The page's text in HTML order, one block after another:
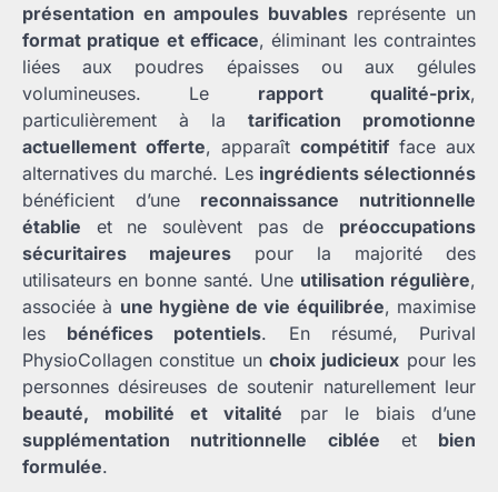
présentation en ampoules buvablesreprésente un
format pratique et efficace, éliminant les contraintes
liées aux poudres épaisses ou aux gélules
volumineuses. Le rapport qualité-prix,
particulièrement à la tarification promotionne
actuellement offerte, apparaît compétitif face aux
alternatives du marché. Les ingrédients sélectionnés
bénéficient d’une reconnaissance nutritionnelle
établie et ne soulèvent pas de préoccupations
sécuritaires majeures pour la majorité des
utilisateurs en bonne santé. Une utilisation régulière,
associée à une hygiène de vie équilibrée, maximise
les bénéfices potentiels. En résumé, Purival
PhysioCollagen constitue un choix judicieux pour les
personnes désireuses de soutenir naturellement leur
beauté, mobilité et vitalité par le biais d’une
supplémentation nutritionnelle ciblée et bien
formulée.